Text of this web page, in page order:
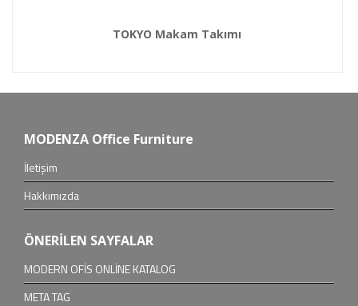
TOKYO Makam Takımı
MODENZA Office Furniture
İletişim
Hakkımızda
ÖNERİLEN SAYFALAR
MODERN OFİS ONLİNE KATALOG
META TAG